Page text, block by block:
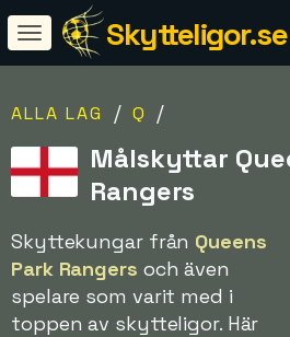
Skytteligor.se
ALLA LAG / Q /
Målskyttar
Rangers
Skyttekungar från Queens
Park Rangers och även
spelare som varit med i
toppen av skytteligor. Här